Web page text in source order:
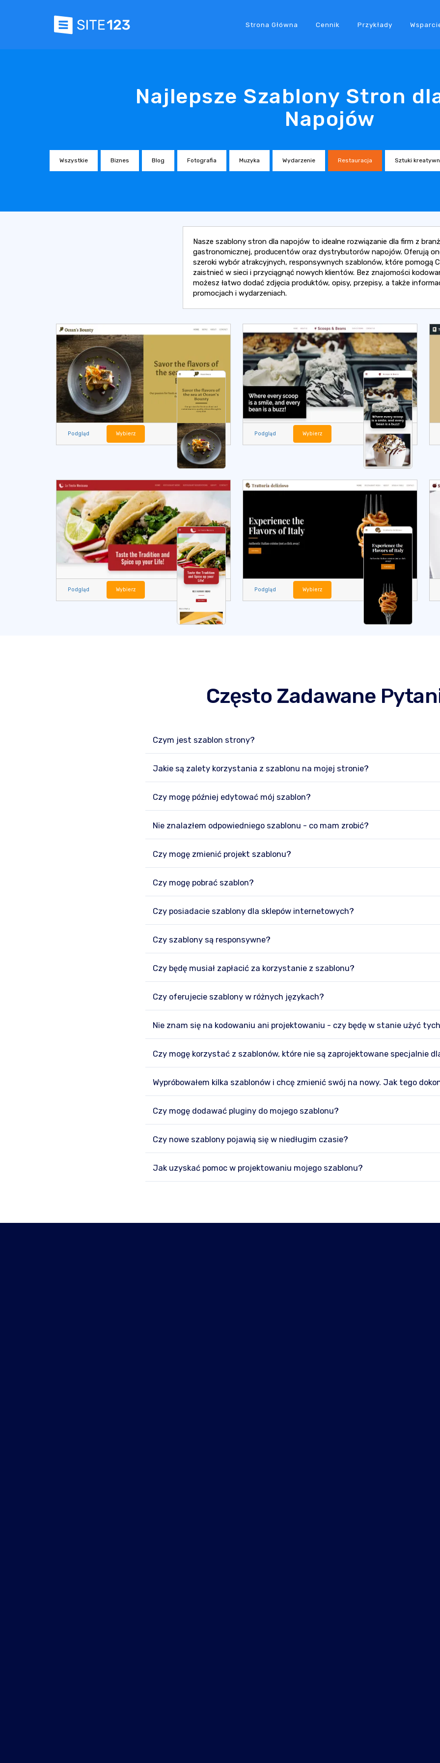
Strona Główna Cennik Przykłady
Najlepsze Szablony Stron
Napojów
Wszystkie Biznes Blog Fotografia Muzyka Wydarzenie Restauracja Sztuki
Nasze szablony stron dla napojów to idealne rozwiązanie dla firm z
gastronomicznej, producentów oraz dystrybutorów napojów. Oferują
szeroki wybór atrakcyjnych, responsywnych szablonów, które pomogą
zaistnieć w sieci i przyciągnąć nowych klientów. Bez znajomości
możesz łatwo dodać zdjęcia produktów, opisy, przepisy, a także
promocjach i wydarzeniach.
Podgląd Wybierz Podgląd Wybierz
Podgląd Wybierz Podgląd Wybierz
Często Zadawane
Czym jest szablon strony?
Jakie są zalety korzystania z szablonu na mojej stronie?
Czy mogę później edytować mój szablon?
Nie znalazłem odpowiedniego szablonu - co mam zrobić?
Czy mogę zmienić projekt szablonu?
Czy mogę pobrać szablon?
Czy posiadacie szablony dla sklepów internetowych?
Czy szablony są responsywne?
Czy będę musiał zapłacić za korzystanie z szablonu?
Czy oferujecie szablony w różnych językach?
Nie znam się na kodowaniu ani projektowaniu - czy będę w stanie użyć
Czy mogę korzystać z szablonów, które nie są zaprojektowane specjalnie
Wypróbowałem kilka szablonów i chcę zmienić swój na nowy. Jak tego
Czy mogę dodawać pluginy do mojego szablonu?
Czy nowe szablony pojawią się w niedługim czasie?
Jak uzyskać pomoc w projektowaniu mojego szablonu?